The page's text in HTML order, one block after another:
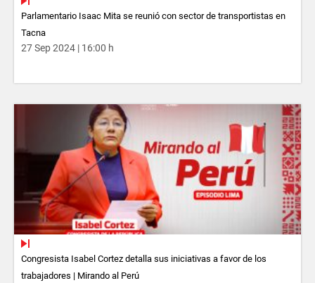
Parlamentario Isaac Mita se reunió con sector de transportistas en
Tacna
27 Sep 2024 | 16:00 h
Congresista Isabel Cortez detalla sus iniciativas a favor de los
trabajadores | Mirando al Perú